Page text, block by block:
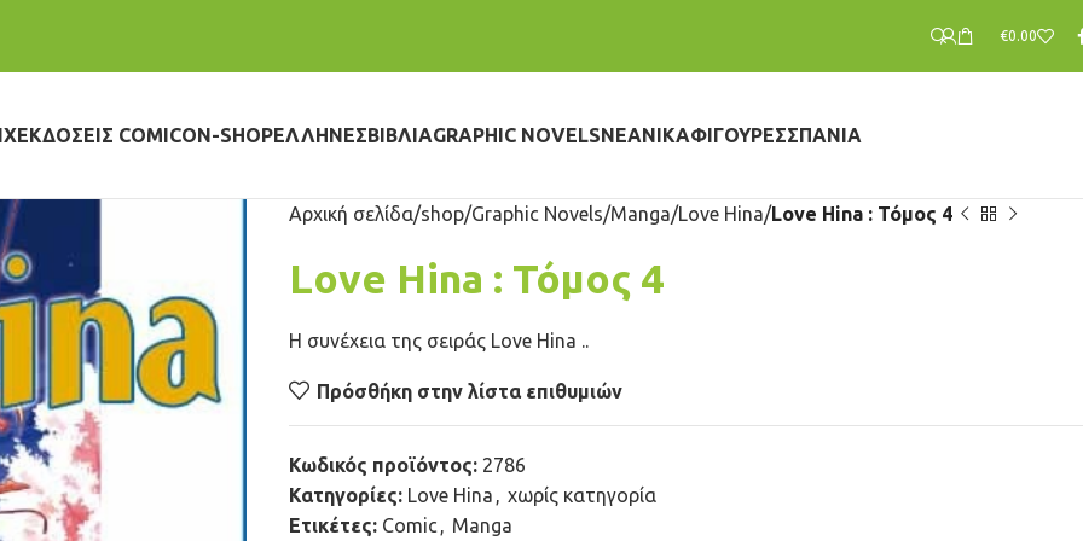
€0.00
ΕΚΔΌΣΕΙΣ COMICON-SHOPΈΛΛΗΝΕΣΒΙΒΛΊΑGRAPHIC NOVELSΝΕΑΝΙΚΆΦΙΓΟΎΡΕΣΣΠΆΝΙΑ
Αρχική σελίδα shop Graphic Novels Manga Love Hina Love Hina : Τόμος 4
Love Hina : Τόμος 4
Η συνέχεια της σειράς Love Hina ..
Πρόσθήκη στην λίστα επιθυμιών
Κωδικός προϊόντος: 2786
Κατηγορίες: Love Hina , χωρίς κατηγορία
Ετικέτες: Comic , Manga